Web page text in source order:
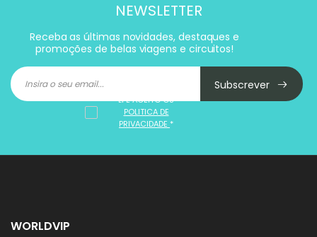
NEWSLETTER
Receba as últimas novidades, destaques e
promoções de belas viagens e circuitos!
Subscrever
LI E ACEITO OS
POLITICA DE
PRIVACIDADE *
WORLDVIP